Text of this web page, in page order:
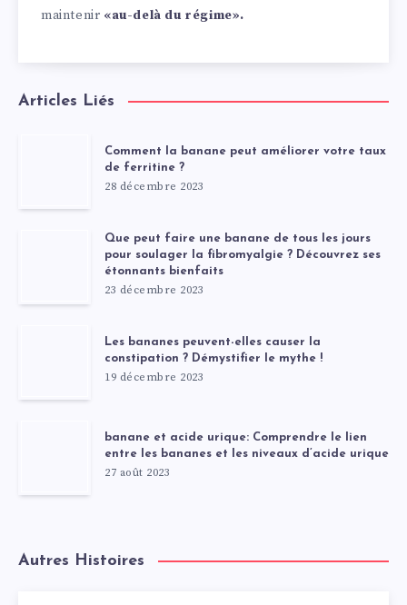
maintenir «au-delà du régime».
Articles Liés
Comment la banane peut améliorer votre taux
de ferritine ?
28 décembre 2023
Que peut faire une banane de tous les jours
pour soulager la fibromyalgie ? Découvrez ses
étonnants bienfaits
23 décembre 2023
Les bananes peuvent-elles causer la
constipation ? Démystifier le mythe !
19 décembre 2023
banane et acide urique: Comprendre le lien
entre les bananes et les niveaux d’acide urique
27 août 2023
Autres Histoires